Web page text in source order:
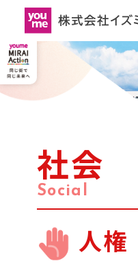
ティ ニュースリリース
お
合
わ
せ
会社情報
会社概要
グループ会社
IR情報トップ
ニュースリリース
社会
Social
人権